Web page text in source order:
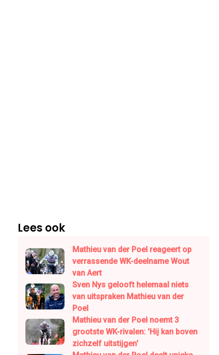
Lees ook
Mathieu van der Poel reageert op
verrassende WK-deelname Wout
van Aert
Sven Nys gelooft helemaal niets
van uitspraken Mathieu van der
Poel
Mathieu van der Poel noemt 3
grootste WK-rivalen: 'Hij kan boven
zichzelf uitstijgen'